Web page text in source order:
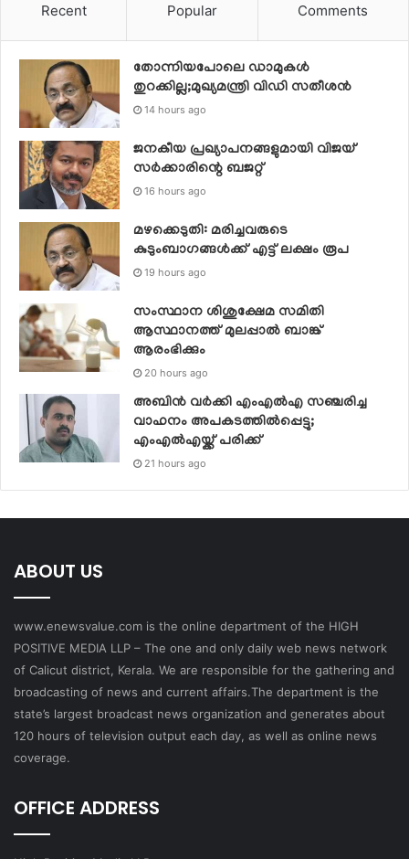
Recent Popular Comments
തോന്നിയപോലെ ഡാമുകൾ
തുറക്കില്ല;മുഖ്യമന്ത്രി വിഡി സതീശന്‍
14 hours ago
ജനകീയ പ്രഖ്യാപനങ്ങളുമായി വിജയ്
സര്‍ക്കാരിന്റെ ബജറ്റ്
16 hours ago
മഴക്കെടുതി: മരിച്ചവരുടെ
കുടുംബാഗങ്ങൾക്ക് എട്ട് ലക്ഷം രൂപ
19 hours ago
സംസ്ഥാന ശിശുക്ഷേമ സമിതി
ആസ്ഥാനത്ത് മുലപ്പാല്‍ ബാങ്ക്
ആരംഭിക്കും
20 hours ago
അബിന്‍ വര്‍ക്കി എംഎല്‍എ സഞ്ചരിച്ച
വാഹനം അപകടത്തില്‍പ്പെട്ടു;
എംഎല്‍എയ്ക്ക് പരിക്ക്‌
21 hours ago
ABOUT US
www.enewsvalue.com is the online department of the HIGH
POSITIVE MEDIA LLP – The one and only daily web news network
of Calicut district, Kerala. We are responsible for the gathering and
broadcasting of news and current affairs.The department is the
state’s largest broadcast news organization and generates about
120 hours of television output each day, as well as online news
coverage.
OFFICE ADDRESS